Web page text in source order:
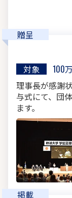
贈呈
対象
100
理事長が感謝
与式にて、団
ます。
掲載